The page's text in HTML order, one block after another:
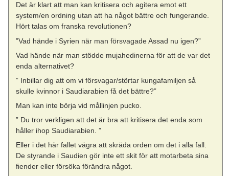
Det är klart att man kan kritisera och agitera emot ett
system/en ordning utan att ha något bättre och fungerande.
Hört talas om franska revolutionen?
”Vad hände i Syrien när man försvagade Assad nu igen?”
Vad hände när man stödde mujahedinerna för att de var det
enda alternativet?
” Inbillar dig att om vi försvagar/störtar kungafamiljen så
skulle kvinnor i Saudiarabien få det bättre?”
Man kan inte börja vid mållinjen pucko.
” Du tror verkligen att det är bra att kritisera det enda som
håller ihop Saudiarabien. ”
Eller i det här fallet vägra att skräda orden om det i alla fall.
De styrande i Saudien gör inte ett skit för att motarbeta sina
fiender eller försöka förändra något.